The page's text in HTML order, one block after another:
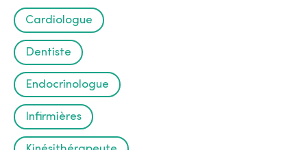
'
a
n
n
u
Cardiologue
Dentiste
Endocrinologue
Infirmières